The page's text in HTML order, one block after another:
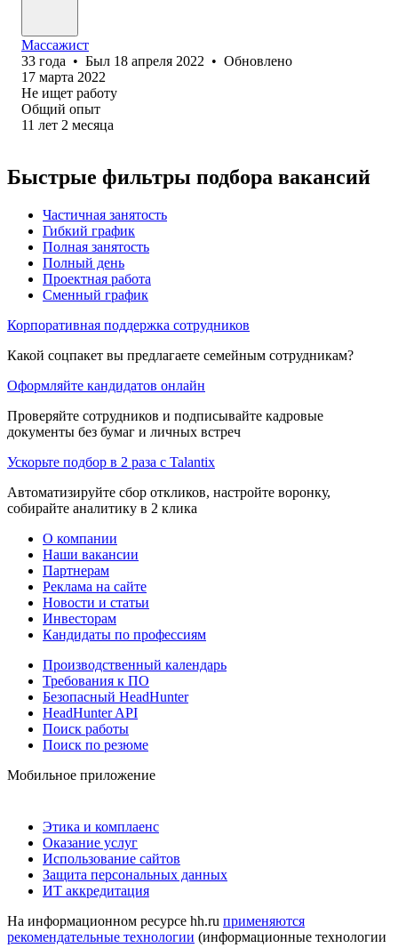
Массажист
33 года • Был 18 апреля 2022 • Обновлено
17 марта 2022
Не ищет работу
Общий опыт
11 лет 2 месяца
Быстрые фильтры подбора вакансий
Частичная занятость
Гибкий график
Полная занятость
Полный день
Проектная работа
Сменный график
Корпоративная поддержка сотрудников
Какой соцпакет вы предлагаете семейным сотрудникам?
Оформляйте кандидатов онлайн
Проверяйте сотрудников и подписывайте кадровые
документы без бумаг и личных встреч
Ускорьте подбор в 2 раза с Talantix
Автоматизируйте сбор откликов, настройте воронку,
собирайте аналитику в 2 клика
О компании
Наши вакансии
Партнерам
Реклама на сайте
Новости и статьи
Инвесторам
Кандидаты по профессиям
Производственный календарь
Требования к ПО
Безопасный HeadHunter
HeadHunter API
Поиск работы
Поиск по резюме
Мобильное приложение
Этика и комплаенс
Оказание услуг
Использование сайтов
Защита персональных данных
ИТ аккредитация
На информационном ресурсе hh.ru применяются
рекомендательные технологии (информационные технологии